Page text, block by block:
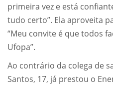
primeira vez e está
tudo certo”. Ela aproveita
“Meu convite é que todos
Ufopa”.
Ao contrário da colega de
Santos, 17, já prestou o